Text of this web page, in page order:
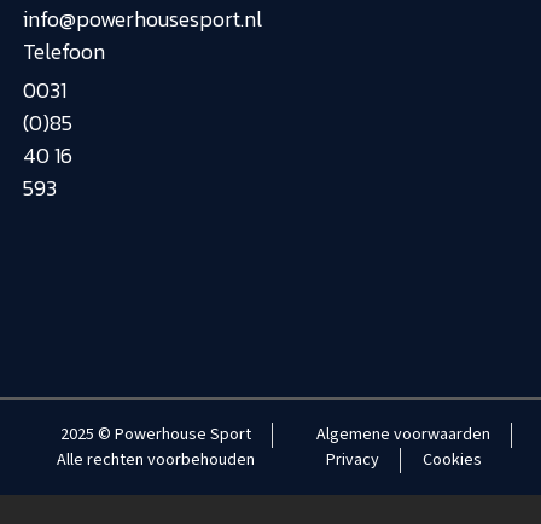
info@powerhousesport.nl
Telefoon
0031
(0)85
40 16
593
2025 © Powerhouse Sport
Alle rechten voorbehouden
Algemene voorwaarden
Privacy
Cookies